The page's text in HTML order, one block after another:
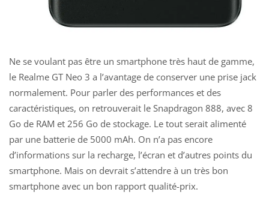
Ne se voulant pas être un smartphone très haut de gamme,
le Realme GT Neo 3 a l’avantage de conserver une prise jack
normalement. Pour parler des performances et des
caractéristiques, on retrouverait le Snapdragon 888, avec 8
Go de RAM et 256 Go de stockage. Le tout serait alimenté
par une batterie de 5000 mAh. On n’a pas encore
d’informations sur la recharge, l’écran et d’autres points du
smartphone. Mais on devrait s’attendre à un très bon
smartphone avec un bon rapport qualité-prix.